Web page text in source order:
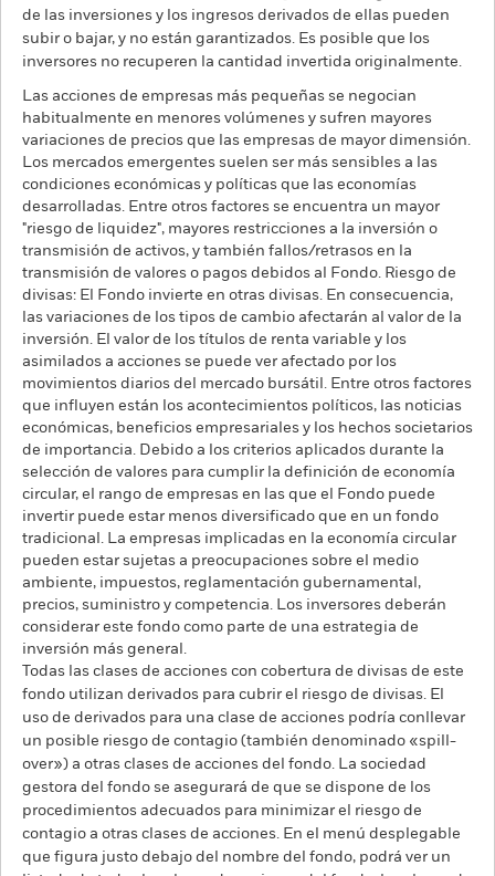
de las inversiones y los ingresos derivados de ellas pueden
subir o bajar, y no están garantizados. Es posible que los
inversores no recuperen la cantidad invertida originalmente.
Las acciones de empresas más pequeñas se negocian
habitualmente en menores volúmenes y sufren mayores
variaciones de precios que las empresas de mayor dimensión.
Los mercados emergentes suelen ser más sensibles a las
condiciones económicas y políticas que las economías
desarrolladas. Entre otros factores se encuentra un mayor
"riesgo de liquidez", mayores restricciones a la inversión o
transmisión de activos, y también fallos/retrasos en la
transmisión de valores o pagos debidos al Fondo. Riesgo de
divisas: El Fondo invierte en otras divisas. En consecuencia,
las variaciones de los tipos de cambio afectarán al valor de la
inversión. El valor de los títulos de renta variable y los
asimilados a acciones se puede ver afectado por los
movimientos diarios del mercado bursátil. Entre otros factores
que influyen están los acontecimientos políticos, las noticias
económicas, beneficios empresariales y los hechos societarios
de importancia. Debido a los criterios aplicados durante la
selección de valores para cumplir la definición de economía
circular, el rango de empresas en las que el Fondo puede
invertir puede estar menos diversificado que en un fondo
tradicional. La empresas implicadas en la economía circular
pueden estar sujetas a preocupaciones sobre el medio
ambiente, impuestos, reglamentación gubernamental,
precios, suministro y competencia. Los inversores deberán
considerar este fondo como parte de una estrategia de
inversión más general.
Todas las clases de acciones con cobertura de divisas de este
fondo utilizan derivados para cubrir el riesgo de divisas. El
uso de derivados para una clase de acciones podría conllevar
un posible riesgo de contagio (también denominado «spill-
over») a otras clases de acciones del fondo. La sociedad
gestora del fondo se asegurará de que se dispone de los
procedimientos adecuados para minimizar el riesgo de
contagio a otras clases de acciones. En el menú desplegable
que figura justo debajo del nombre del fondo, podrá ver un